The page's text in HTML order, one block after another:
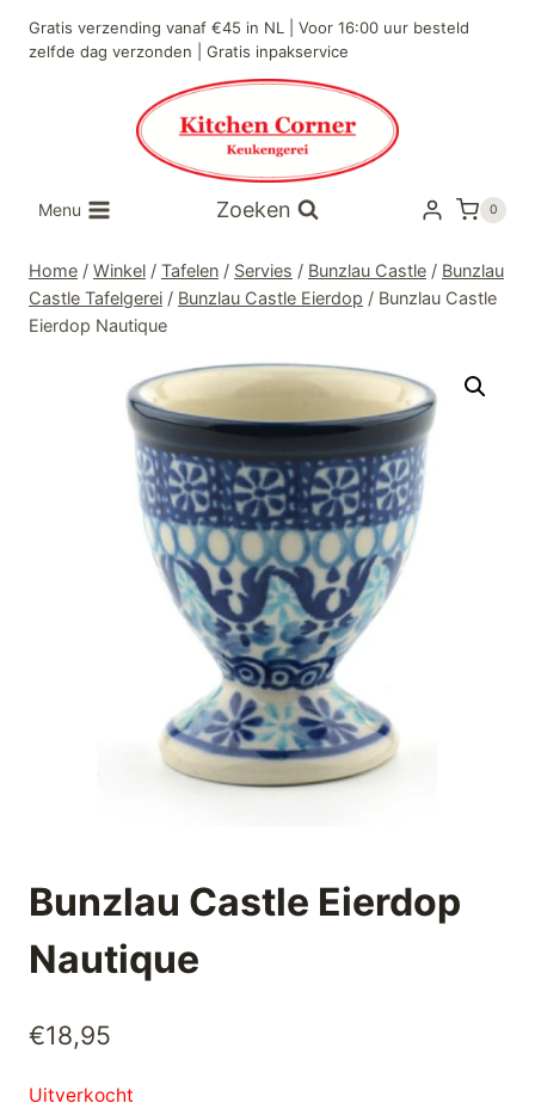
naar
Gratis verzending vanaf €45 in NL | Voor 16:00 uur besteld
zelfde dag verzonden | Gratis inpakservice
Menu Zoeken 0
Home / Winkel / Tafelen / Servies / Bunzlau Castle / Bunzlau
Castle Tafelgerei / Bunzlau Castle Eierdop / Bunzlau Castle
Eierdop Nautique
Bunzlau Castle Eierdop
Nautique
€18,95
Uitverkocht